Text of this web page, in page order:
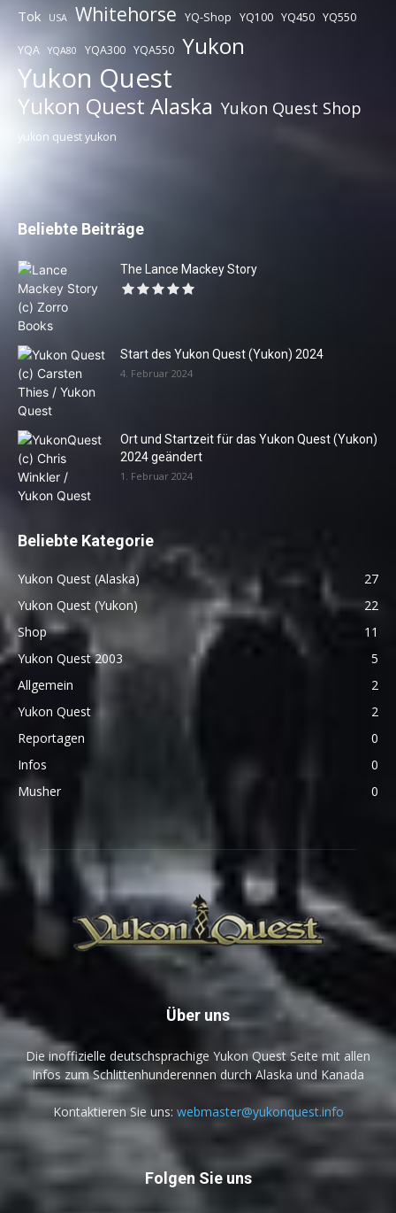
Tok USA Whitehorse YQ-Shop YQ100 YQ450 YQ550
YQA YQA80 YQA300 YQA550 Yukon
Yukon Quest
Yukon Quest Alaska Yukon Quest Shop
yukon quest yukon
Beliebte Beiträge
The Lance Mackey Story
Start des Yukon Quest (Yukon) 2024
4. Februar 2024
Ort und Startzeit für das Yukon Quest (Yukon)
2024 geändert
1. Februar 2024
Beliebte Kategorie
Yukon Quest (Alaska)
27
Yukon Quest (Yukon)
22
Shop
11
Yukon Quest 2003
5
Allgemein
2
Yukon Quest
2
Reportagen
0
Infos
0
Musher
0
Über uns
Die inoffizielle deutschsprachige Yukon Quest Seite mit allen
Infos zum Schlittenhunderennen durch Alaska und Kanada
Kontaktieren Sie uns: webmaster@yukonquest.info
Folgen Sie uns